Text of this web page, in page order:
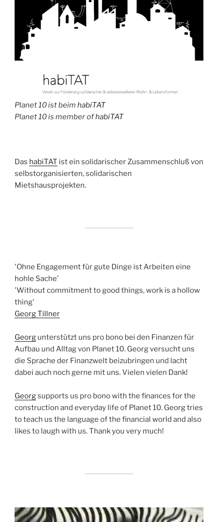
Planet 10 ist beim habiTAT
Planet 10 is member ofhabiTAT
Das habiTAT ist ein solidarischer Zusammenschluß von
selbstorganisierten, solidarischen
Mietshausprojekten.
'Ohne Engagement für gute Dinge ist Arbeiten eine
hohle Sache'
'Without commitment to good things, work is a hollow
thing'
Georg Tillner
Georg unterstützt uns pro bono bei den Finanzen für
Aufbau und Alltag von Planet 10. Georg versucht uns
die Sprache der Finanzwelt beizubringen und lacht
dabei auch noch gerne mit uns. Vielen vielen Dank!
Georgsupports us pro bono with the finances for the
construction and everyday life of Planet 10. Georg tries
to teach us the language of the financial world and also
likes to laugh with us. Thank you very much!